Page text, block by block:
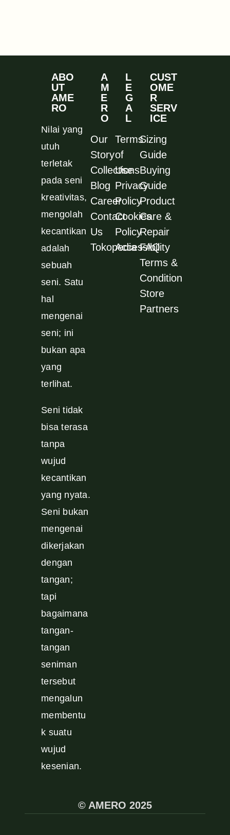
ABO
UT
AME
RO
Nilai yang
utuh
terletak
pada seni
kreativitas,
mengolah
kecantikan
adalah
sebuah
seni. Satu
hal
mengenai
seni; ini
bukan apa
yang
terlihat.
Seni tidak
bisa terasa
tanpa
wujud
kecantikan
yang nyata.
Seni bukan
mengenai
dikerjakan
dengan
tangan;
tapi
bagaimana
tangan-
tangan
seniman
tersebut
mengalun
membentu
k suatu
wujud
kesenian.
A
M
E
R
O
Our
Story
Collections
Blog
Career
Contact
Us
Tokopedia
L
E
G
A
L
Terms
of
Use
Privacy
Policy
Cookies
Policy
Accessibility
CUST
OME
R
SERV
ICE
Sizing
Guide
Buying
Guide
Product
Care &
Repair
FAQ
Terms &
Condition
Store
Partners
© AMERO 2025